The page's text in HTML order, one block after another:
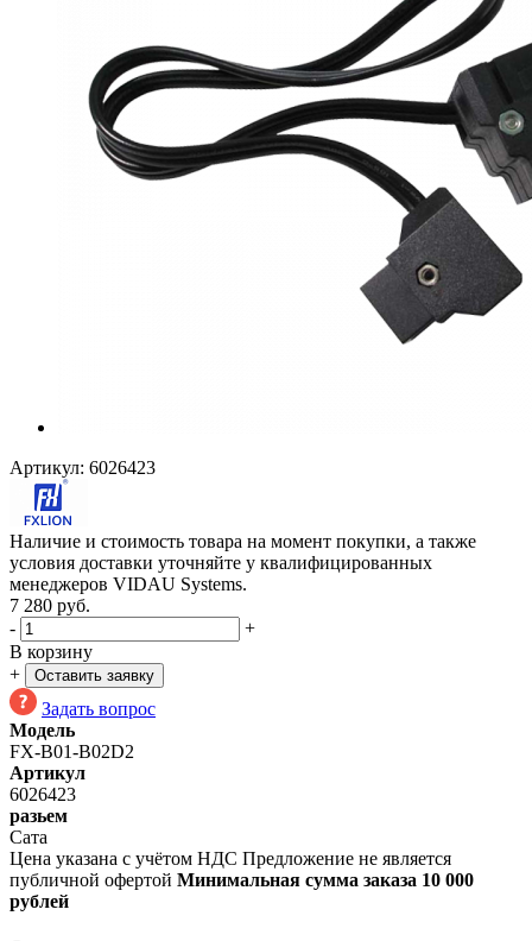
Артикул: 6026423
Наличие и стоимость товара на момент покупки, а также
условия доставки уточняйте у квалифицированных
менеджеров VIDAU Systems.
7 280 руб.
-
+
В корзину
+
Оставить заявку
Задать вопрос
Модель
FX-B01-B02D2
Артикул
6026423
разьем
Сата
Цена указана с учётом НДС Предложение не является
публичной офертой Минимальная сумма заказа 10 000
рублей